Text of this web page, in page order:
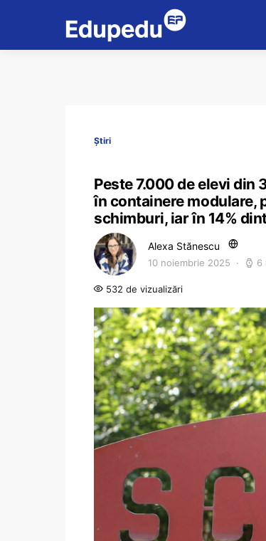
Știri
Peste 7.000 de elevi din
în containere modulare,
schimburi, iar în 14%
Alexa Stănescu
10 noiembrie 2025 6
532 de vizualizări